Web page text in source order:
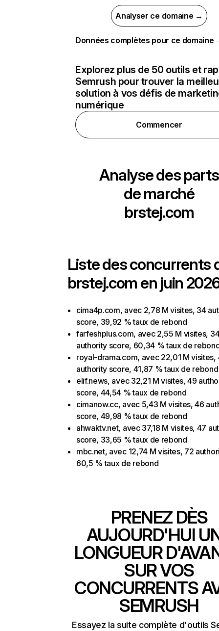
Analyser ce domaine →
Données complètes pour ce domaine
Explorez plus de 50 outils et
Semrush pour trouver la
solution à vos défis de
numérique
Commencer
Analyse des parts
de marché
brstej.com
Liste des concurrents
brstej.com en juin
cima4p.com, avec 2,78 M visites, 34
score, 39,92 % taux de rebond
farfeshplus.com, avec 2,55 M visites,
authority score, 60,34 % taux de
royal-drama.com, avec 22,01 M visites,
authority score, 41,87 % taux de rebond
elif.news, avec 32,21 M visites, 49
score, 44,54 % taux de rebond
cimanow.cc, avec 5,43 M visites, 46
score, 49,98 % taux de rebond
ahwaktv.net, avec 37,18 M visites, 47
score, 33,65 % taux de rebond
mbc.net, avec 12,74 M visites, 72
60,5 % taux de rebond
PRENEZ DÈS
AUJOURD'HUI
LONGUEUR
SUR VOS
CONCURRENTS
SEMRUSH
Essayez la suite complète d'outils